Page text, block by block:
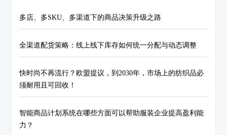
多店、多SKU、多渠道下的商品决策升级之路
全渠道配货策略：线上线下库存如何统一分配与动态调整
快时尚不再流行？欧盟提议，到2030年，市场上的纺织品必
须耐用且可回收！
智能商品计划系统在哪些方面可以帮助服装企业提高盈利能
力？